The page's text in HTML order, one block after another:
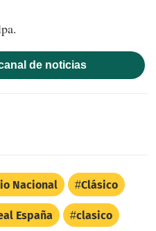
de noticias
Nacional Clásico
España clasico